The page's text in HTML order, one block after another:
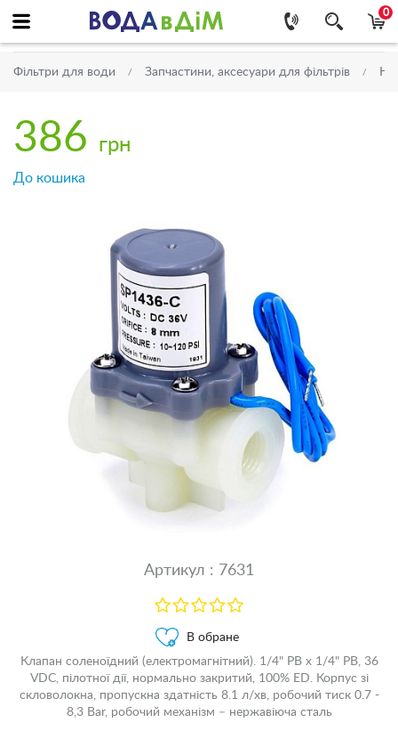
0
Фільтри для води Запчастини, аксесуари для фільтрів
386 грн
До кошика
Артикул : 7631
В обране
Клапан соленоїдний (електромагнітний). 1/4" РВ х 1/4" РВ, 36
VDC, пілотної дії, нормально закритий, 100% ED. Корпус зі
скловолокна, пропускна здатність 8.1 л/хв, робочий тиск 0.7 -
8,3 Bar, робочий механізм – нержавіюча сталь